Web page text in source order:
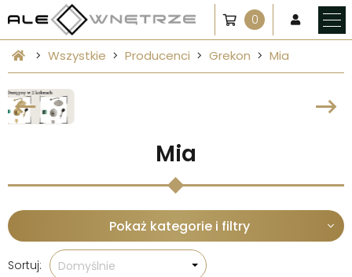
0
Wszystkie Producenci Grekon Mia
Mia
Pokaż kategorie i filtry
Sortuj: Domyślnie